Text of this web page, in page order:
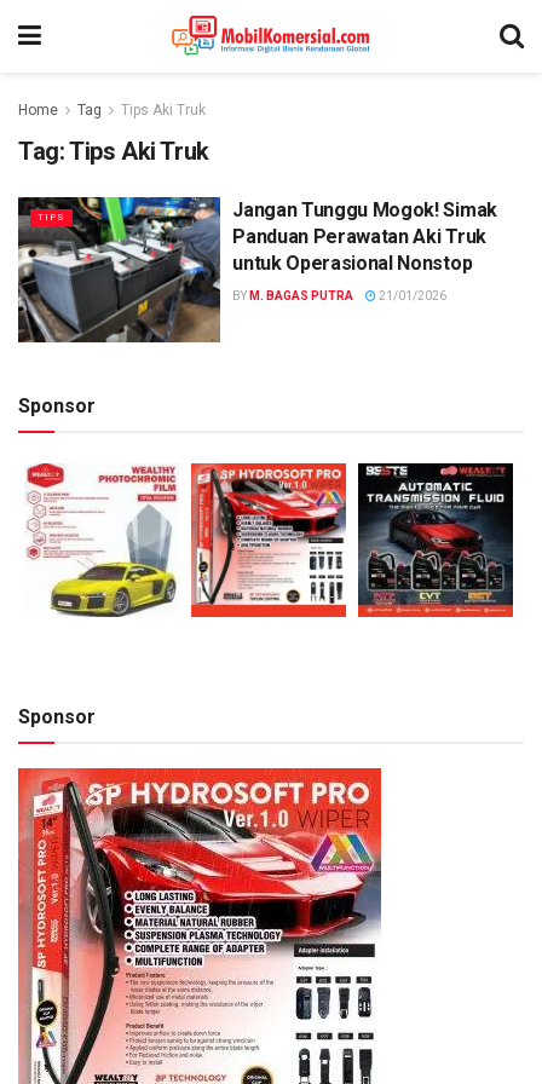
Home Tag Tips Aki Truk
Tag:Tips Aki Truk
TIPS
Jangan Tunggu Mogok! Simak
Panduan Perawatan Aki Truk
untuk Operasional Nonstop
BY M. BAGAS PUTRA 21/01/2026
Sponsor
Sponsor